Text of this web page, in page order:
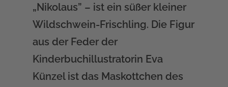
„Nikolaus” – ist ein süßer kleiner
Wildschwein-Frischling. Die Figur
aus der Feder der
Kinderbuchillustratorin Eva
Künzel ist das Maskottchen des